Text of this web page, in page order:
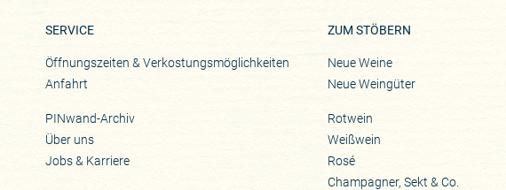
SERVICE
Öffnungszeiten & Verkostungsmöglichkeiten
Anfahrt
PINwand-Archiv
Über uns
Jobs & Karriere
ZUM STÖBERN
Neue Weine
Neue Weingüter
Rotwein
Weißwein
Rosé
Champagner, Sekt & Co.